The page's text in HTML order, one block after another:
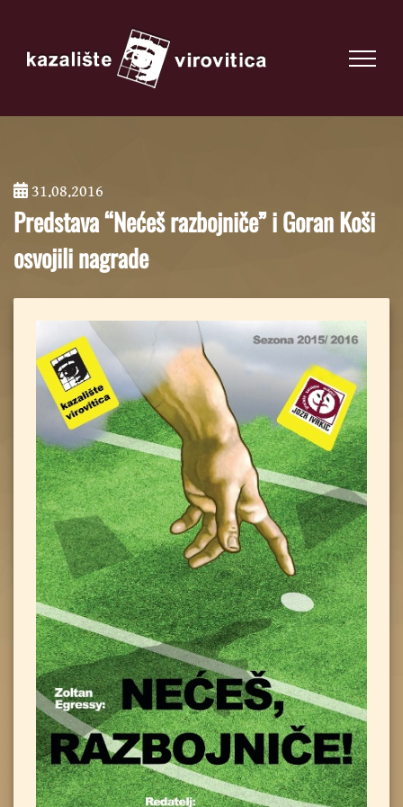
31.08.2016;
Predstava “Nećeš razbojniče” i Goran Koši
osvojili nagrade